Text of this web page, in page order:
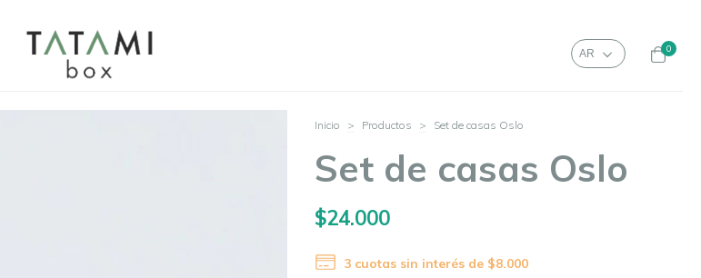
0
Inicio > Productos > Set de casas Oslo
Set de casas Oslo
$24.000
3 cuotas sin interés de $8.000